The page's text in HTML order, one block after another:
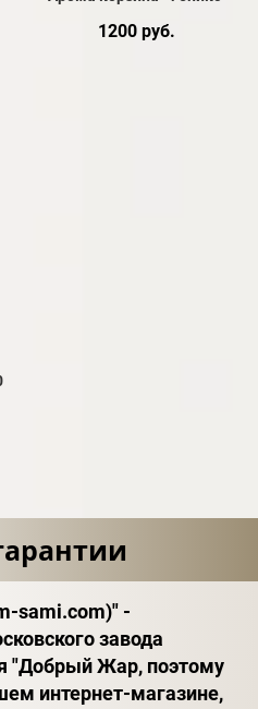
1200 руб.
sami.com)" -
завода
"Добрый Жар, поэтому
интернет-магазине,